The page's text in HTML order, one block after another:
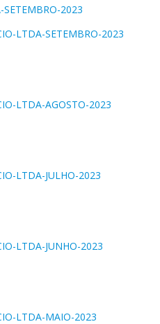
2023
LTDA-SETEMBRO-2023
LTDA-AGOSTO-2023
LTDA-JULHO-2023
LTDA-JUNHO-2023
LTDA-MAIO-2023